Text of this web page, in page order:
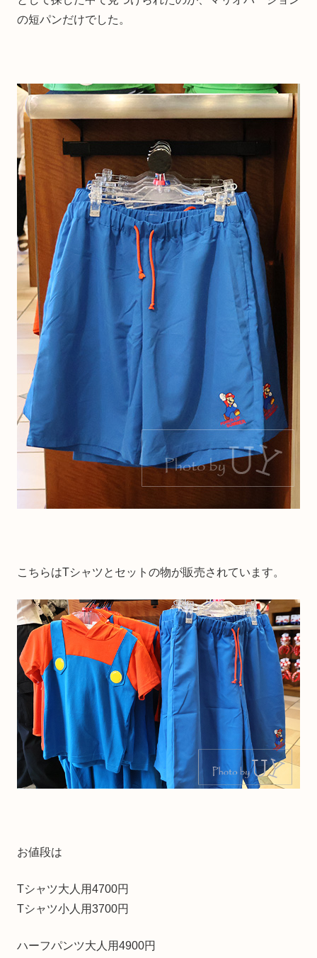
の短パンだけでした。
こちらはTシャツとセットの物が販売されています。
お値段は
Tシャツ大人用4700円
Tシャツ小人用3700円
ハーフパンツ大人用4900円